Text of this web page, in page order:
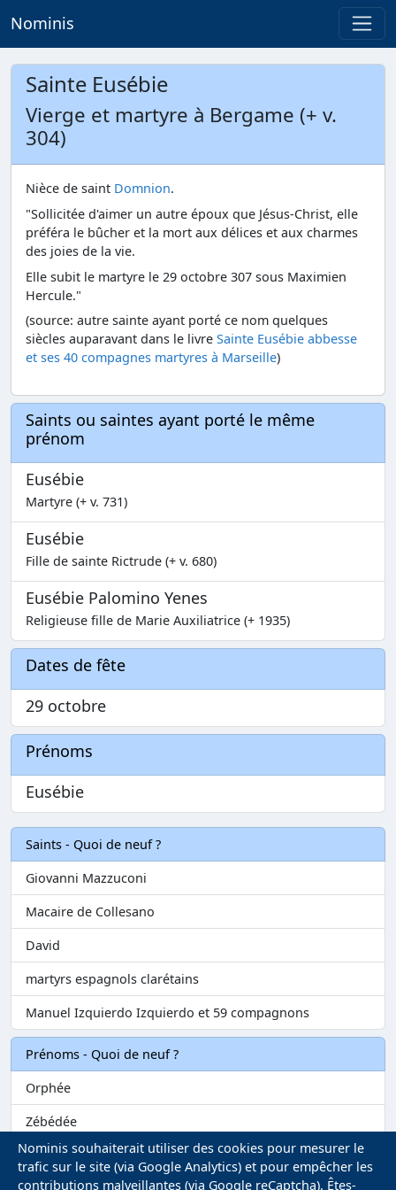
Nominis
Sainte Eusébie
Vierge et martyre à Bergame (+ v.
304)
Nièce de saint Domnion.
"Sollicitée d'aimer un autre époux que Jésus-Christ, elle
préféra le bûcher et la mort aux délices et aux charmes
des joies de la vie.
Elle subit le martyre le 29 octobre 307 sous Maximien
Hercule."
(source: autre sainte ayant porté ce nom quelques
siècles auparavant dans le livre Sainte Eusébie abbesse
et ses 40 compagnes martyres à Marseille)
Saints ou saintes ayant porté le même
prénom
Eusébie
Martyre (+ v. 731)
Eusébie
Fille de sainte Rictrude (+ v. 680)
Eusébie Palomino Yenes
Religieuse fille de Marie Auxiliatrice (+ 1935)
Dates de fête
29 octobre
Prénoms
Eusébie
Saints - Quoi de neuf ?
Giovanni Mazzuconi
Macaire de Collesano
David
martyrs espagnols clarétains
Manuel Izquierdo Izquierdo et 59 compagnons
Prénoms - Quoi de neuf ?
Orphée
Zébédée
Melvil
Nominis souhaiterait utiliser des cookies pour mesurer le
trafic sur le site (via Google Analytics) et pour empêcher les
contributions malveillantes (via Google reCaptcha). Êtes-